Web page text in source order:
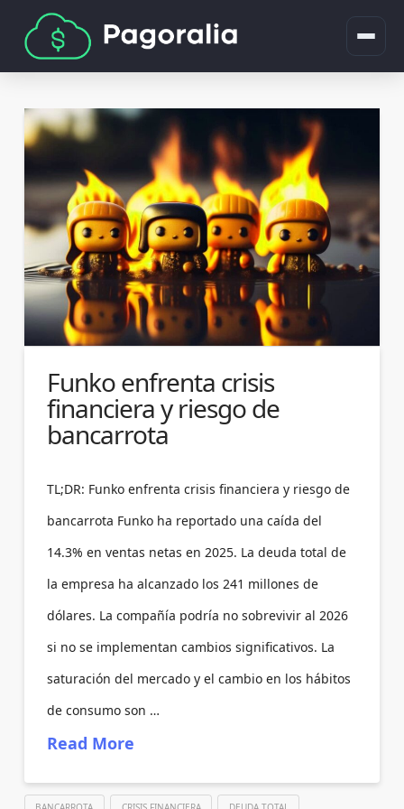
Funko enfrenta crisis
financiera y riesgo de
bancarrota
TL;DR: Funko enfrenta crisis financiera y riesgo de
bancarrota Funko ha reportado una caída del
14.3% en ventas netas en 2025. La deuda total de
la empresa ha alcanzado los 241 millones de
dólares. La compañía podría no sobrevivir al 2026
si no se implementan cambios significativos. La
saturación del mercado y el cambio en los hábitos
de consumo son …
Read More